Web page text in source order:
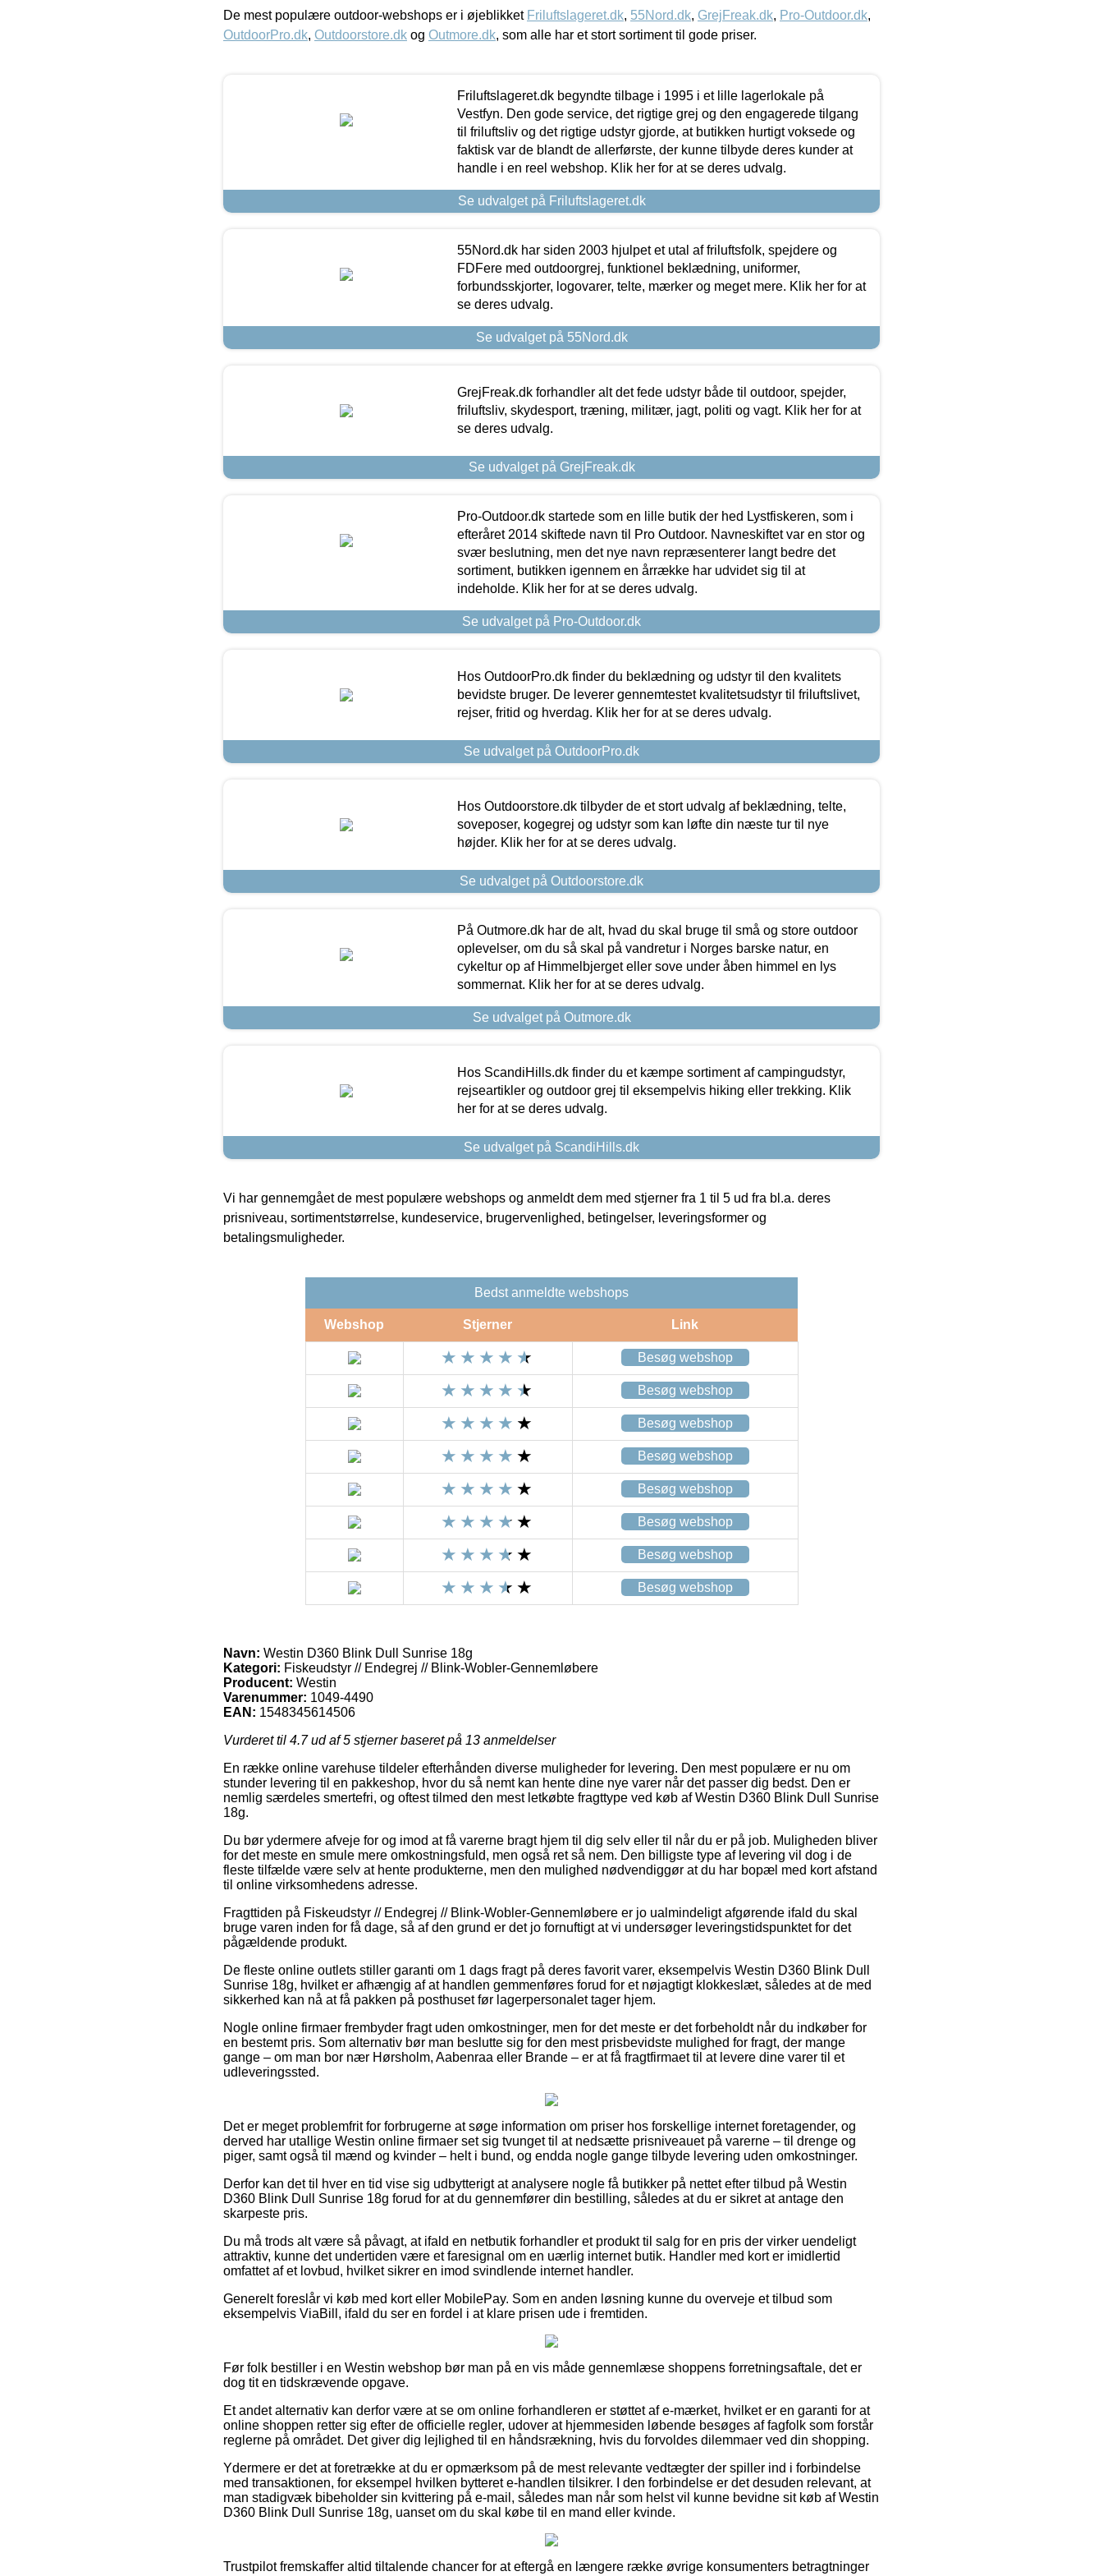
De mest populære outdoor-webshops er i øjeblikket Friluftslageret.dk, 55Nord.dk, GrejFreak.dk, Pro-Outdoor.dk,
OutdoorPro.dk, Outdoorstore.dk og Outmore.dk, som alle har et stort sortiment til gode priser.
Friluftslageret.dk begyndte tilbage i 1995 i et lille lagerlokale på
Vestfyn. Den gode service, det rigtige grej og den engagerede tilgang
til friluftsliv og det rigtige udstyr gjorde, at butikken hurtigt voksede og
faktisk var de blandt de allerførste, der kunne tilbyde deres kunder at
handle i en reel webshop. Klik her for at se deres udvalg.
Se udvalget på Friluftslageret.dk
55Nord.dk har siden 2003 hjulpet et utal af friluftsfolk, spejdere og
FDFere med outdoorgrej, funktionel beklædning, uniformer,
forbundsskjorter, logovarer, telte, mærker og meget mere. Klik her for at
se deres udvalg.
Se udvalget på 55Nord.dk
GrejFreak.dk forhandler alt det fede udstyr både til outdoor, spejder,
friluftsliv, skydesport, træning, militær, jagt, politi og vagt. Klik her for at
se deres udvalg.
Se udvalget på GrejFreak.dk
Pro-Outdoor.dk startede som en lille butik der hed Lystfiskeren, som i
efteråret 2014 skiftede navn til Pro Outdoor. Navneskiftet var en stor og
svær beslutning, men det nye navn repræsenterer langt bedre det
sortiment, butikken igennem en årrække har udvidet sig til at
indeholde. Klik her for at se deres udvalg.
Se udvalget på Pro-Outdoor.dk
Hos OutdoorPro.dk finder du beklædning og udstyr til den kvalitets
bevidste bruger. De leverer gennemtestet kvalitetsudstyr til friluftslivet,
rejser, fritid og hverdag. Klik her for at se deres udvalg.
Se udvalget på OutdoorPro.dk
Hos Outdoorstore.dk tilbyder de et stort udvalg af beklædning, telte,
soveposer, kogegrej og udstyr som kan løfte din næste tur til nye
højder. Klik her for at se deres udvalg.
Se udvalget på Outdoorstore.dk
På Outmore.dk har de alt, hvad du skal bruge til små og store outdoor
oplevelser, om du så skal på vandretur i Norges barske natur, en
cykeltur op af Himmelbjerget eller sove under åben himmel en lys
sommernat. Klik her for at se deres udvalg.
Se udvalget på Outmore.dk
Hos ScandiHills.dk finder du et kæmpe sortiment af campingudstyr,
rejseartikler og outdoor grej til eksempelvis hiking eller trekking. Klik
her for at se deres udvalg.
Se udvalget på ScandiHills.dk
Vi har gennemgået de mest populære webshops og anmeldt dem med stjerner fra 1 til 5 ud fra bl.a. deres
prisniveau, sortimentstørrelse, kundeservice, brugervenlighed, betingelser, leveringsformer og
betalingsmuligheder.
Bedst anmeldte webshops
Webshop Stjerner Link
Besøg webshop
Besøg webshop
Besøg webshop
Besøg webshop
Besøg webshop
Besøg webshop
Besøg webshop
Besøg webshop
Navn: Westin D360 Blink Dull Sunrise 18g
Kategori: Fiskeudstyr // Endegrej // Blink-Wobler-Gennemløbere
Producent: Westin
Varenummer: 1049-4490
EAN: 1548345614506
Vurderet til 4.7ud af 5 stjerner baseret på 13 anmeldelser
En række online varehuse tildeler efterhånden diverse muligheder for levering. Den mest populære er nu om
stunder levering til en pakkeshop, hvor du så nemt kan hente dine nye varer når det passer dig bedst. Den er
nemlig særdeles smertefri, og oftest tilmed den mest letkøbte fragttype ved køb af Westin D360 Blink Dull Sunrise
18g.
Du bør ydermere afveje for og imod at få varerne bragt hjem til dig selv eller til når du er på job. Muligheden bliver
for det meste en smule mere omkostningsfuld, men også ret så nem. Den billigste type af levering vil dog i de
fleste tilfælde være selv at hente produkterne, men den mulighed nødvendiggør at du har bopæl med kort afstand
til online virksomhedens adresse.
Fragttiden på Fiskeudstyr // Endegrej // Blink-Wobler-Gennemløbere er jo ualmindeligt afgørende ifald du skal
bruge varen inden for få dage, så af den grund er det jo fornuftigt at vi undersøger leveringstidspunktet for det
pågældende produkt.
De fleste online outlets stiller garanti om 1 dags fragt på deres favorit varer, eksempelvis Westin D360 Blink Dull
Sunrise 18g, hvilket er afhængig af at handlen gemmenføres forud for et nøjagtigt klokkeslæt, således at de med
sikkerhed kan nå at få pakken på posthuset før lagerpersonalet tager hjem.
Nogle online firmaer frembyder fragt uden omkostninger, men for det meste er det forbeholdt når du indkøber for
en bestemt pris. Som alternativ bør man beslutte sig for den mest prisbevidste mulighed for fragt, der mange
gange – om man bor nær Hørsholm, Aabenraa eller Brande – er at få fragtfirmaet til at levere dine varer til et
udleveringssted.
Det er meget problemfrit for forbrugerne at søge information om priser hos forskellige internet foretagender, og
derved har utallige Westin online firmaer set sig tvunget til at nedsætte prisniveauet på varerne – til drenge og
piger, samt også til mænd og kvinder – helt i bund, og endda nogle gange tilbyde levering uden omkostninger.
Derfor kan det til hver en tid vise sig udbytterigt at analysere nogle få butikker på nettet efter tilbud på Westin
D360 Blink Dull Sunrise 18g forud for at du gennemfører din bestilling, således at du er sikret at antage den
skarpeste pris.
Du må trods alt være så påvagt, at ifald en netbutik forhandler et produkt til salg for en pris der virker uendeligt
attraktiv, kunne det undertiden være et faresignal om en uærlig internet butik. Handler med kort er imidlertid
omfattet af et lovbud, hvilket sikrer en imod svindlende internet handler.
Generelt foreslår vi køb med kort eller MobilePay. Som en anden løsning kunne du overveje et tilbud som
eksempelvis ViaBill, ifald du ser en fordel i at klare prisen ude i fremtiden.
Før folk bestiller i en Westin webshop bør man på en vis måde gennemlæse shoppens forretningsaftale, det er
dog tit en tidskrævende opgave.
Et andet alternativ kan derfor være at se om online forhandleren er støttet af e-mærket, hvilket er en garanti for at
online shoppen retter sig efter de officielle regler, udover at hjemmesiden løbende besøges af fagfolk som forstår
reglerne på området. Det giver dig lejlighed til en håndsrækning, hvis du forvoldes dilemmaer ved din shopping.
Ydermere er det at foretrække at du er opmærksom på de mest relevante vedtægter der spiller ind i forbindelse
med transaktionen, for eksempel hvilken bytteret e-handlen tilsikrer. I den forbindelse er det desuden relevant, at
man stadigvæk bibeholder sin kvittering på e-mail, således man når som helst vil kunne bevidne sit køb af Westin
D360 Blink Dull Sunrise 18g, uanset om du skal købe til en mand eller kvinde.
Trustpilot fremskaffer altid tiltalende chancer for at eftergå en længere række øvrige konsumenters betragtninger